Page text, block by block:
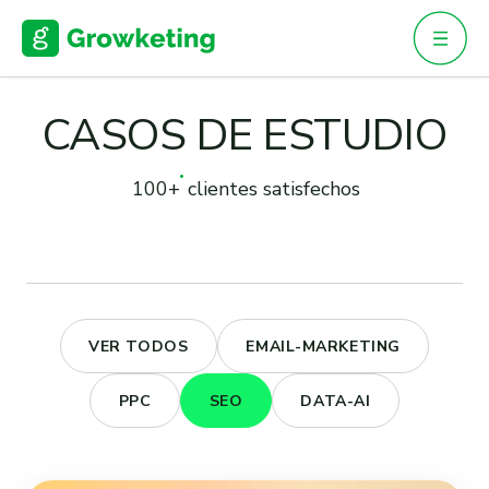
content
CASOS DE ESTUDIO
100+ clientes satisfechos
VER TODOS EMAIL-MARKETING
PPC SEO DATA-AI